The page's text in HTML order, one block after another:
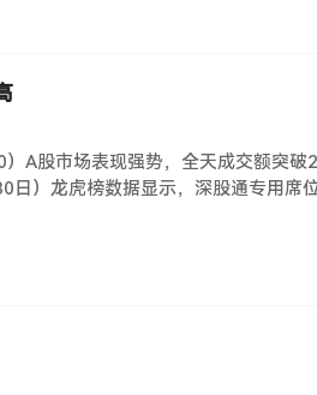
A股市场表现强势，全天成交额突
）龙虎榜数据显示，深股通专用